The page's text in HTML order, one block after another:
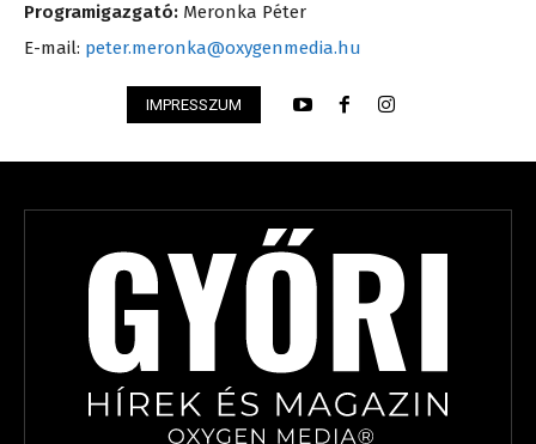
Programigazgató: Meronka Péter
E-mail: peter.meronka@oxygenmedia.hu
IMPRESSZUM